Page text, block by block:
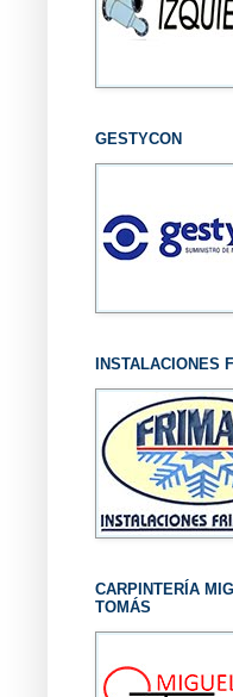
GESTYCON
INSTALACIONES
CARPINTERÍA
TOMÁS